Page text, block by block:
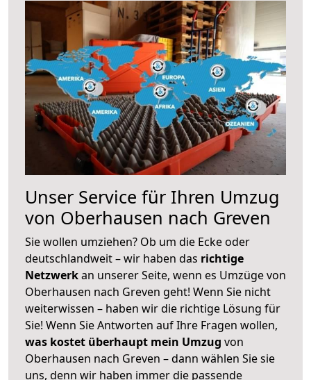
Unser Service für Ihren Umzug
von Oberhausen nach Greven
Sie wollen umziehen? Ob um die Ecke oder
deutschlandweit – wir haben das richtige
Netzwerkan unserer Seite, wenn es Umzüge von
Oberhausen nach Greven geht! Wenn Sie nicht
weiterwissen – haben wir die richtige Lösung für
Sie! Wenn Sie Antworten auf Ihre Fragen wollen,
was kostet überhaupt mein Umzug von
Oberhausen nach Greven – dann wählen Sie sie
uns, denn wir haben immer die passende